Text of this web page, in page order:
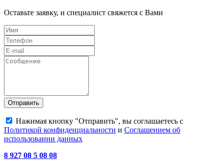
Оставьте заявку, и специалист свяжется с Вами
Отправить
Нажимая кнопку "Отправить", вы соглашаетесь с
Политикой конфиденциальности и Соглашением об
использовании данных
8 927 08 5 08 08